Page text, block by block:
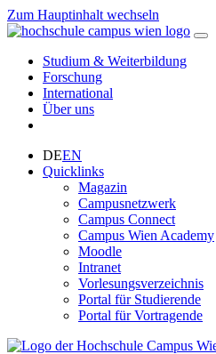
Zum Hauptinhalt wechseln
Studium & Weiterbildung
Forschung
International
Über uns
DEEN
Quicklinks
Magazin
Campusnetzwerk
Campus Connect
Campus Wien Academy
Moodle
Intranet
Vorlesungsverzeichnis
Portal für Studierende
Portal für Vortragende